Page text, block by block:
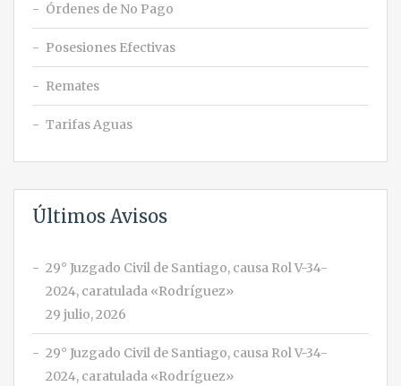
Órdenes de No Pago
Posesiones Efectivas
Remates
Tarifas Aguas
Últimos Avisos
29° Juzgado Civil de Santiago, causa Rol V-34-
2024, caratulada «Rodríguez»
29 julio, 2026
29° Juzgado Civil de Santiago, causa Rol V-34-
2024, caratulada «Rodríguez»